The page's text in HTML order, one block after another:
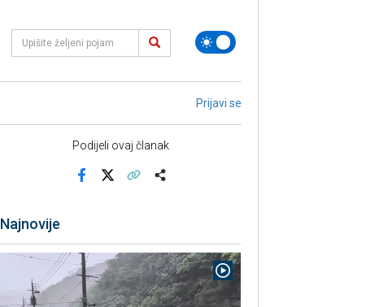
Prijavi se
Podijeli ovaj članak
Najnovije